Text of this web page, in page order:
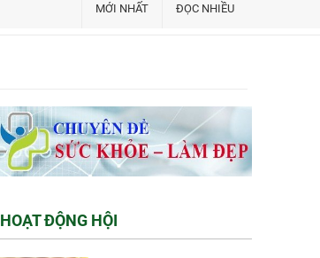
MỚI NHẤT ĐỌC NHIỀU
HOẠT ĐỘNG HỘI